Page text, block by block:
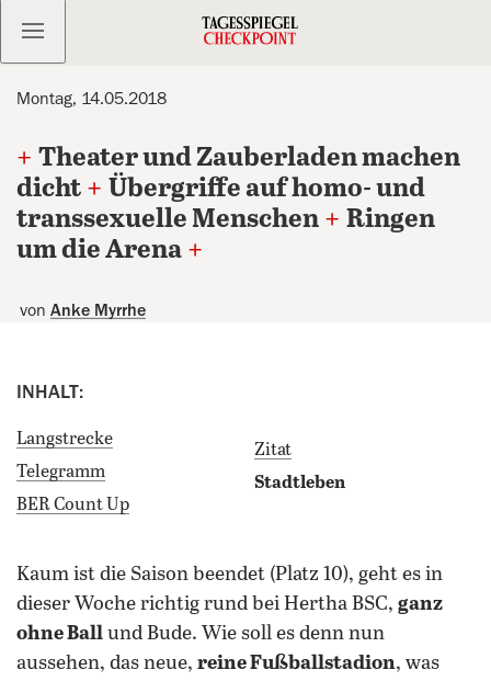
Kostenlos anmelden
Montag, 14.05.2018
+ Theater und Zauberladen machen
dicht + Übergriffe auf homo- und
transsexuelle Menschen + Ringen
um die Arena +
von Anke Myrrhe
INHALT:
Langstrecke
Telegramm
BER Count Up
Zitat
Stadtleben
Kaum ist die Saison beendet (Platz 10), geht es in
dieser Woche richtig rund bei Hertha BSC, ganz
ohne Ball und Bude. Wie soll es denn nun
aussehen, das neue, reine Fußballstadion, was